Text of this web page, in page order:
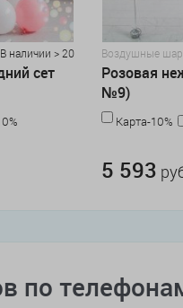
В наличии > 20
сет
Воздушные
Розовая
№9)
Карта-10%
5 593
по